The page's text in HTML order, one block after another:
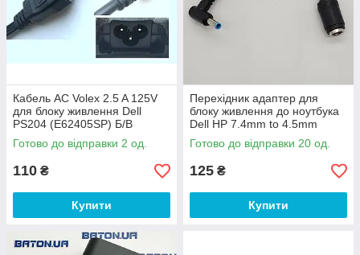
Кабель AC Volex 2.5 A 125V
для блоку живлення Dell
PS204 (E62405SP) Б/В
Готово до відправки 2 од.
110 ₴
Купити
Перехідник адаптер для
блоку живлення до ноутбука
Dell HP 7.4mm to 4.5mm
товстий штекер на тонкий
Готово до відправки 20 од.
125 ₴
Купити